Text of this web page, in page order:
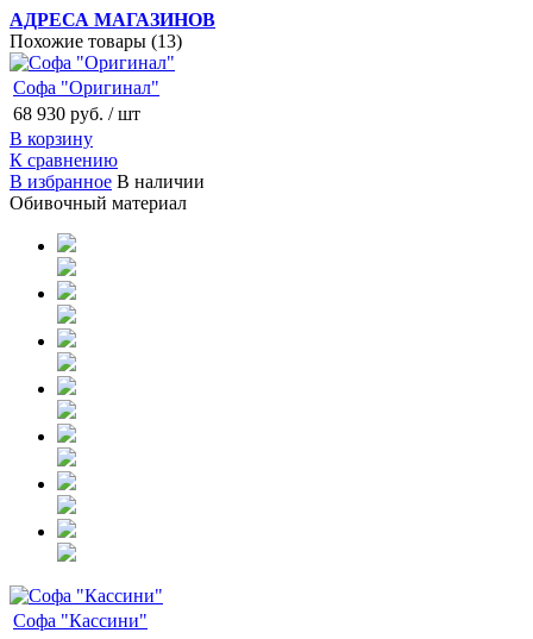
АДРЕСА МАГАЗИНОВ
Похожие товары (13)
Софа "Оригинал"
68 930 руб. / шт
В корзину
К сравнению
В избранное В наличии
Обивочный материал
Софа "Кассини"